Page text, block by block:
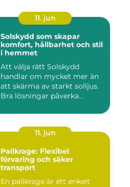
11. jun
Solskydd som skapar
komfort, hållbarhet och stil
i hemmet
Att välja rätt Solskydd
handlar om mycket mer än
att skärma av starkt solljus.
Bra lösningar påverka...
11. jun
Pallkrage: Flexibel
förvaring och säker
transport
En pallkrage är ett enkelt